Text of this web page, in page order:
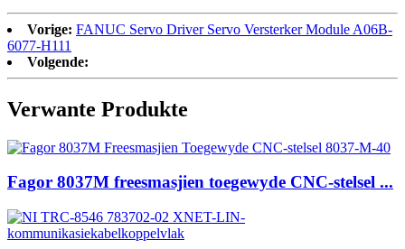
Vorige: FANUC Servo Driver Servo Versterker Module A06B-
6077-H111
Volgende:
Verwante Produkte
Fagor 8037M freesmasjien toegewyde CNC-stelsel ...